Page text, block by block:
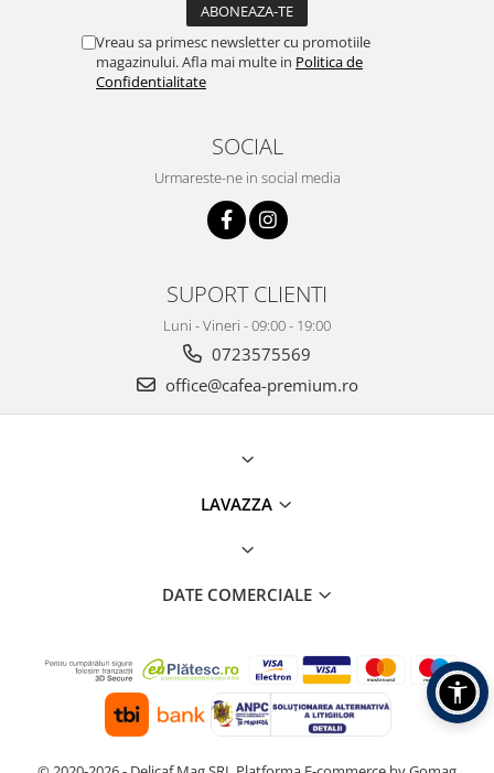
Vreau sa primesc newsletter cu promotiile
magazinului. Afla mai multe in Politica de
Confidentialitate
SOCIAL
Urmareste-ne in social media
SUPORT CLIENTI
Luni - Vineri - 09:00 - 19:00
0723575569
office@cafea-premium.ro
LAVAZZA
DATE COMERCIALE